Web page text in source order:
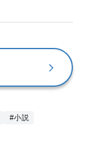
#小説